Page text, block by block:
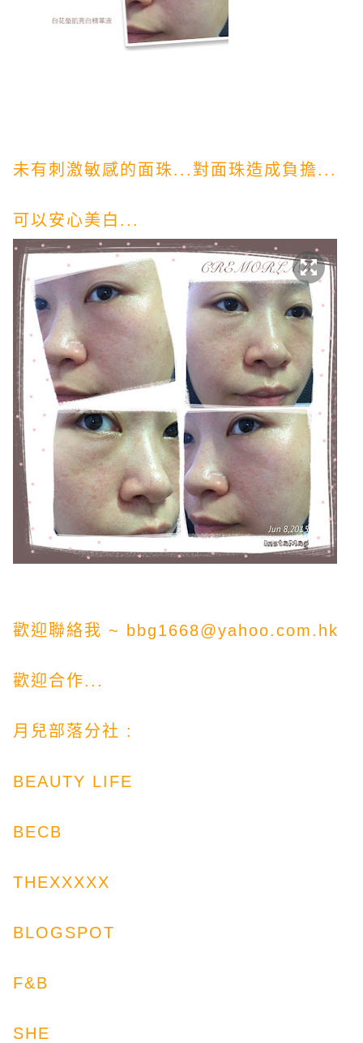
未有刺激敏感的面珠...對面珠造成負擔...
可以安心美白...
歡迎聯絡我 ~ bbg1668@yahoo.com.hk
歡迎合作...
月兒部落分社 :
BEAUTY LIFE
BECB
THEXXXXX
BLOGSPOT
F&B
SHE